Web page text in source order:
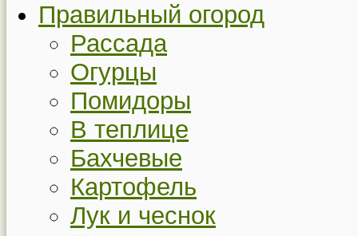
Правильный огород
Рассада
Огурцы
Помидоры
В теплице
Бахчевые
Картофель
Лук и чеснок